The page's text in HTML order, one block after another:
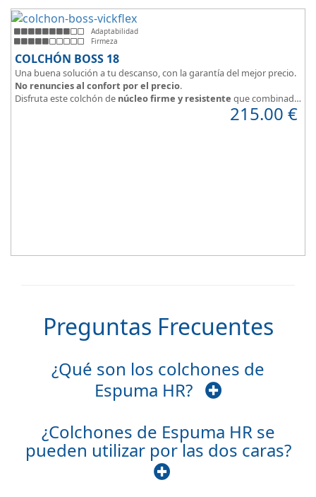
Adaptabilidad
Firmeza
COLCHÓN BOSS 18
Una buena solución a tu descanso, con la garantía del mejor precio.
No renuncies al confort por el precio.
Disfruta este colchón de núcleo firme y resistente que combinado
con el material viscoelástico ViscoPlume en ambas caras y algodón
en cara de verano, consigue un descanso reparador y máximo
215.00 €
Preguntas Frecuentes
¿Qué son los colchones de
Espuma HR?
¿Colchones de Espuma HR se
pueden utilizar por las dos caras?